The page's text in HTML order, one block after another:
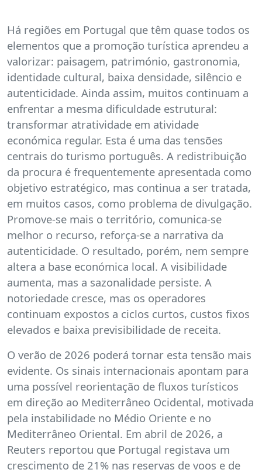
Há regiões em Portugal que têm quase todos os
elementos que a promoção turística aprendeu a
valorizar: paisagem, património, gastronomia,
identidade cultural, baixa densidade, silêncio e
autenticidade. Ainda assim, muitos continuam a
enfrentar a mesma dificuldade estrutural:
transformar atratividade em atividade
económica regular. Esta é uma das tensões
centrais do turismo português. A redistribuição
da procura é frequentemente apresentada como
objetivo estratégico, mas continua a ser tratada,
em muitos casos, como problema de divulgação.
Promove-se mais o território, comunica-se
melhor o recurso, reforça-se a narrativa da
autenticidade. O resultado, porém, nem sempre
altera a base económica local. A visibilidade
aumenta, mas a sazonalidade persiste. A
notoriedade cresce, mas os operadores
continuam expostos a ciclos curtos, custos fixos
elevados e baixa previsibilidade de receita.
O verão de 2026 poderá tornar esta tensão mais
evidente. Os sinais internacionais apontam para
uma possível reorientação de fluxos turísticos
em direção ao Mediterrâneo Ocidental, motivada
pela instabilidade no Médio Oriente e no
Mediterrâneo Oriental. Em abril de 2026, a
Reuters reportou que Portugal registava um
crescimento de 21% nas reservas de voos e de